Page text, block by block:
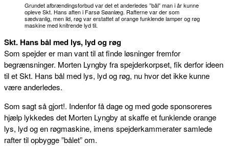
Grundet afbrændingsforbud var det et anderledes ”bål” man i år kunne
opleve Skt. Hans aften i Farsø Søanlæg. Rafterne var der som
sædvanlig, men ild, røg var erstattet af orange funklende lamper og røg
maskine med knitrende lyd til.
Skt. Hans bål med lys, lyd og røg
Som spejder er man vant til at finde løsninger fremfor
begrænsninger. Morten Lyngby fra spejderkorpset, fik derfor ideen
til et Skt. Hans bål med lys, lyd og røg, nu hvor det ikke kunne
være anderledes.
Som sagt så gjort!. Indenfor få dage og med gode sponsoreres
hjælp lykkedes det Morten Lyngby at skaffe et funklende orange
lys, lyd og en røgmaskine, imens spejderkammerater samlede
rafter til opbygge ”bålet” om.